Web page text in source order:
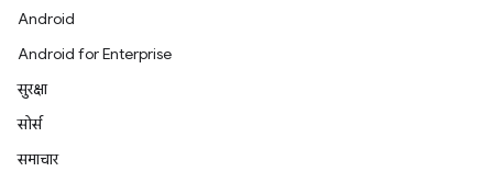
Android
Android for Enterprise
सुरक्षा
सोर्स
समाचार